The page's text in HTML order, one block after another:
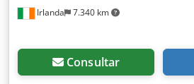
Irlanda 7.340 km
Consultar